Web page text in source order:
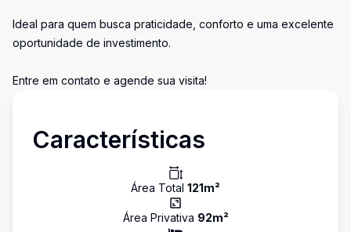
Ideal para quem busca praticidade, conforto e uma excelente
oportunidade de investimento.
Entre em contato e agende sua visita!
Características
Área Total 121m²
Área Privativa 92m²